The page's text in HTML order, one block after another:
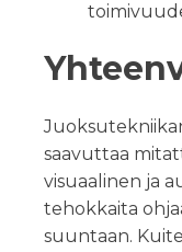
saavuttaa
visuaalinen ja
tehokkaita
suuntaan.